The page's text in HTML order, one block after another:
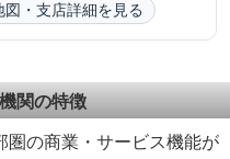
図・支店詳細を見る
関の特徴
圏の商業・サービス機能が